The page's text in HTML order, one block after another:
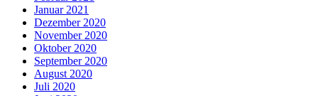
Januar 2021
Dezember 2020
November 2020
Oktober 2020
September 2020
August 2020
Juli 2020